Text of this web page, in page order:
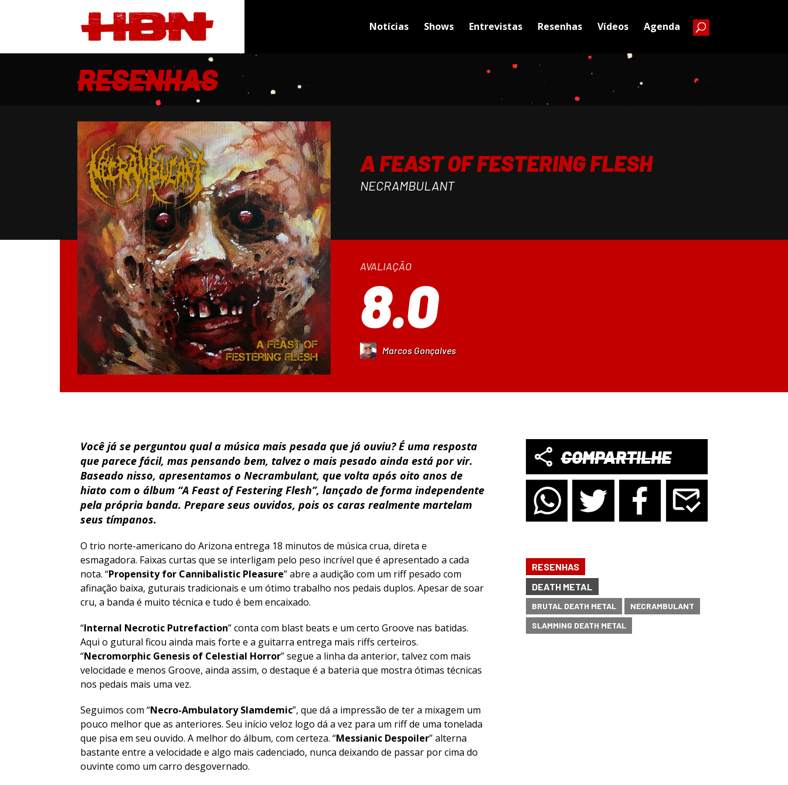
Notícias Shows Entrevistas Resenhas Vídeos Agenda
RESENHAS
A FEAST OF FESTERING FLESH
NECRAMBULANT
AVALIAÇÃO
8.0
Marcos Gonçalves
Você já se perguntou qual a música mais pesada que já ouviu? É uma resposta
que parece fácil, mas pensando bem, talvez o mais pesado ainda está por vir.
Baseado nisso, apresentamos o Necrambulant, que volta após oito anos de
hiato com o álbum “A Feast of Festering Flesh”, lançado de forma independente
pela própria banda. Prepare seus ouvidos, pois os caras realmente martelam
seus tímpanos.
O trio norte-americano do Arizona entrega 18 minutos de música crua, direta e
esmagadora. Faixas curtas que se interligam pelo peso incrível que é apresentado a cada
nota. “Propensity for Cannibalistic Pleasure” abre a audição com um riff pesado com
afinação baixa, guturais tradicionais e um ótimo trabalho nos pedais duplos. Apesar de soar
cru, a banda é muito técnica e tudo é bem encaixado.
“Internal Necrotic Putrefaction” conta com blast beats e um certo Groove nas batidas.
Aqui o gutural ficou ainda mais forte e a guitarra entrega mais riffs certeiros.
“Necromorphic Genesis of Celestial Horror” segue a linha da anterior, talvez com mais
velocidade e menos Groove, ainda assim, o destaque é a bateria que mostra ótimas técnicas
nos pedais mais uma vez.
Seguimos com “Necro-Ambulatory Slamdemic”, que dá a impressão de ter a mixagem um
pouco melhor que as anteriores. Seu início veloz logo dá a vez para um riff de uma tonelada
que pisa em seu ouvido. A melhor do álbum, com certeza. “Messianic Despoiler” alterna
bastante entre a velocidade e algo mais cadenciado, nunca deixando de passar por cima do
ouvinte como um carro desgovernado.
COMPARTILHE
RESENHAS
DEATH METAL
BRUTAL DEATH METAL
NECRAMBULANT
SLAMMING DEATH METAL